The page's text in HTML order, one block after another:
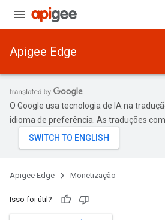
Apigee Edge
O Google usa tecnologia de IA na
idioma de preferência. As traduções
Apigee Edge Monetização
Isso foi útil?